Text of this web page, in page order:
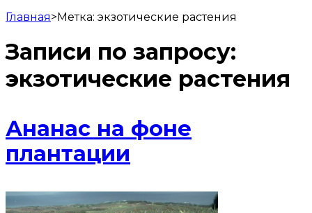
Главная>Метка: экзотические растения
Записи по запросу:
экзотические растения
Ананас на фоне
плантации